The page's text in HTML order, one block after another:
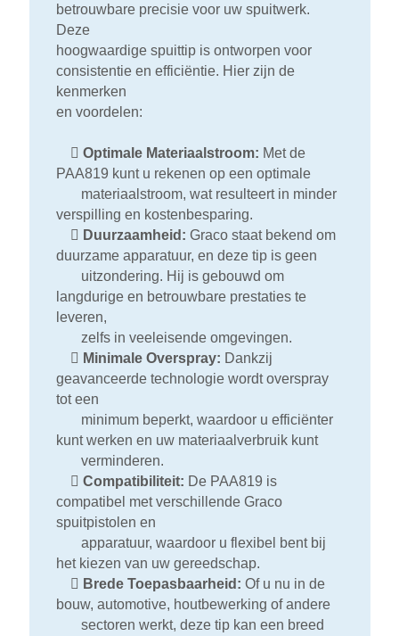
betrouwbare precisie voor uw spuitwerk.
Deze
hoogwaardige spuittip is ontworpen voor
consistentie en efficiëntie. Hier zijn de
kenmerken
en voordelen:
 Optimale Materiaalstroom: Met de
PAA819 kunt u rekenen op een optimale
materiaalstroom, wat resulteert in minder
verspilling en kostenbesparing.
 Duurzaamheid: Graco staat bekend om
duurzame apparatuur, en deze tip is geen
uitzondering. Hij is gebouwd om
langdurige en betrouwbare prestaties te
leveren,
zelfs in veeleisende omgevingen.
 Minimale Overspray: Dankzij
geavanceerde technologie wordt overspray
tot een
minimum beperkt, waardoor u efficiënter
kunt werken en uw materiaalverbruik kunt
verminderen.
 Compatibiliteit: De PAA819 is
compatibel met verschillende Graco
spuitpistolen en
apparatuur, waardoor u flexibel bent bij
het kiezen van uw gereedschap.
 Brede Toepasbaarheid: Of u nu in de
bouw, automotive, houtbewerking of andere
sectoren werkt, deze tip kan een breed